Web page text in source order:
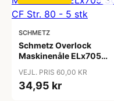
SCHMETZ
Schmetz Overlock
Maskinenåle ELx705
VEJL. PRIS 60,00 KR
34,95 kr